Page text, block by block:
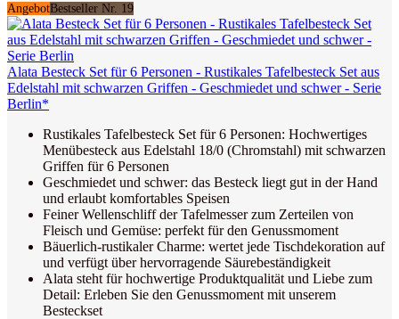
AngebotBestseller Nr. 19
Alata Besteck Set für 6 Personen - Rustikales Tafelbesteck Set aus
Edelstahl mit schwarzen Griffen - Geschmiedet und schwer - Serie
Berlin*
Rustikales Tafelbesteck Set für 6 Personen: Hochwertiges
Menübesteck aus Edelstahl 18/0 (Chromstahl) mit schwarzen
Griffen für 6 Personen
Geschmiedet und schwer: das Besteck liegt gut in der Hand
und erlaubt komfortables Speisen
Feiner Wellenschliff der Tafelmesser zum Zerteilen von
Fleisch und Gemüse: perfekt für den Genussmoment
Bäuerlich-rustikaler Charme: wertet jede Tischdekoration auf
und verfügt über hervorragende Säurebeständigkeit
Alata steht für hochwertige Produktqualität und Liebe zum
Detail: Erleben Sie den Genussmoment mit unserem
Besteckset